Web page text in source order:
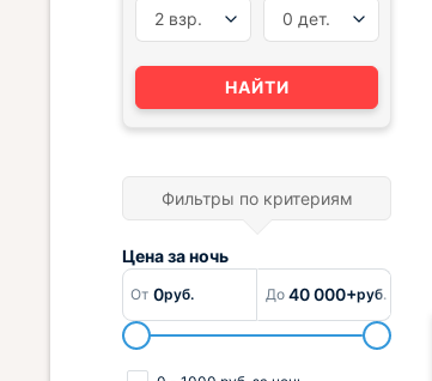
2 взр. 0 дет.
НАЙТИ
Фильтры по критериям
Цена заночь
От 0руб. До 40 000+руб.